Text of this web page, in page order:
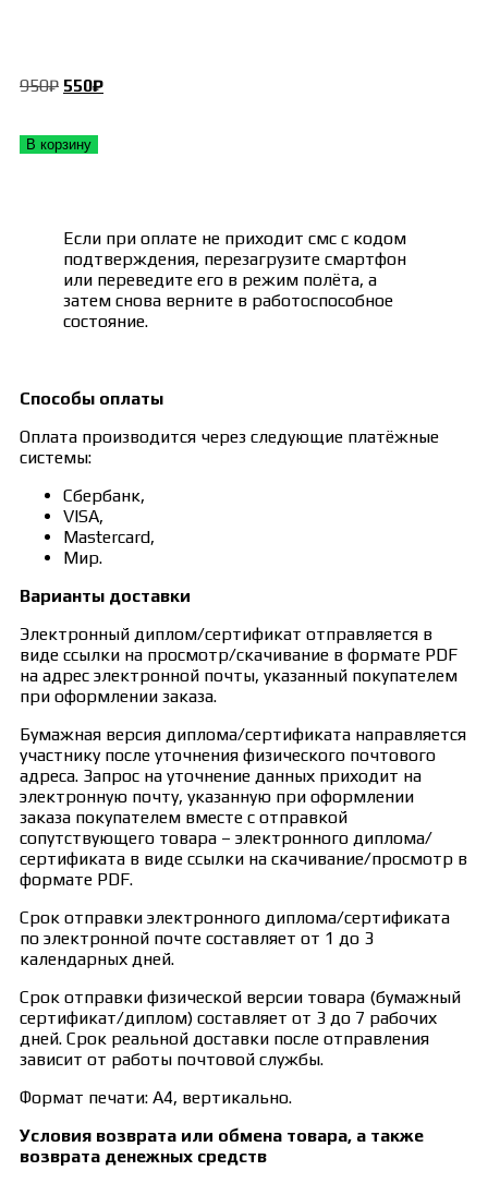
950₽ 550₽
В корзину
Если при оплате не приходит смс с кодом
подтверждения, перезагрузите смартфон
или переведите его в режим полёта, а
затем снова верните в работоспособное
состояние.
Способы оплаты
Оплата производится через следующие платёжные
системы:
Сбербанк,
VISA,
Mastercard,
Мир.
Варианты доставки
Электронный диплом/сертификат отправляется в
виде ссылки на просмотр/скачивание в формате PDF
на адрес электронной почты, указанный покупателем
при оформлении заказа.
Бумажная версия диплома/сертификата направляется
участнику после уточнения физического почтового
адреса. Запрос на уточнение данных приходит на
электронную почту, указанную при оформлении
заказа покупателем вместе с отправкой
сопутствующего товара – электронного диплома/
сертификата в виде ссылки на скачивание/просмотр в
формате PDF.
Срок отправки электронного диплома/сертификата
по электронной почте составляет от 1 до 3
календарных дней.
Срок отправки физической версии товара (бумажный
сертификат/диплом) составляет от 3 до 7 рабочих
дней. Срок реальной доставки после отправления
зависит от работы почтовой службы.
Формат печати: А4, вертикально.
Условия возврата или обмена товара, а также
возврата денежных средств